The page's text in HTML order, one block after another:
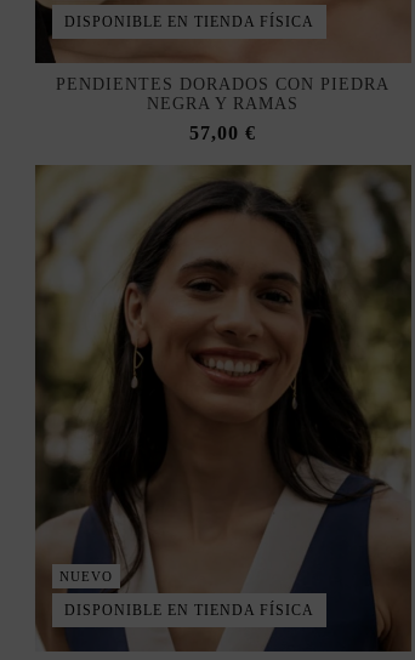
DISPONIBLE EN TIENDA FÍSICA
PENDIENTES DORADOS CON PIEDRA
NEGRA Y RAMAS
57,00 €
NUEVO
DISPONIBLE EN TIENDA FÍSICA